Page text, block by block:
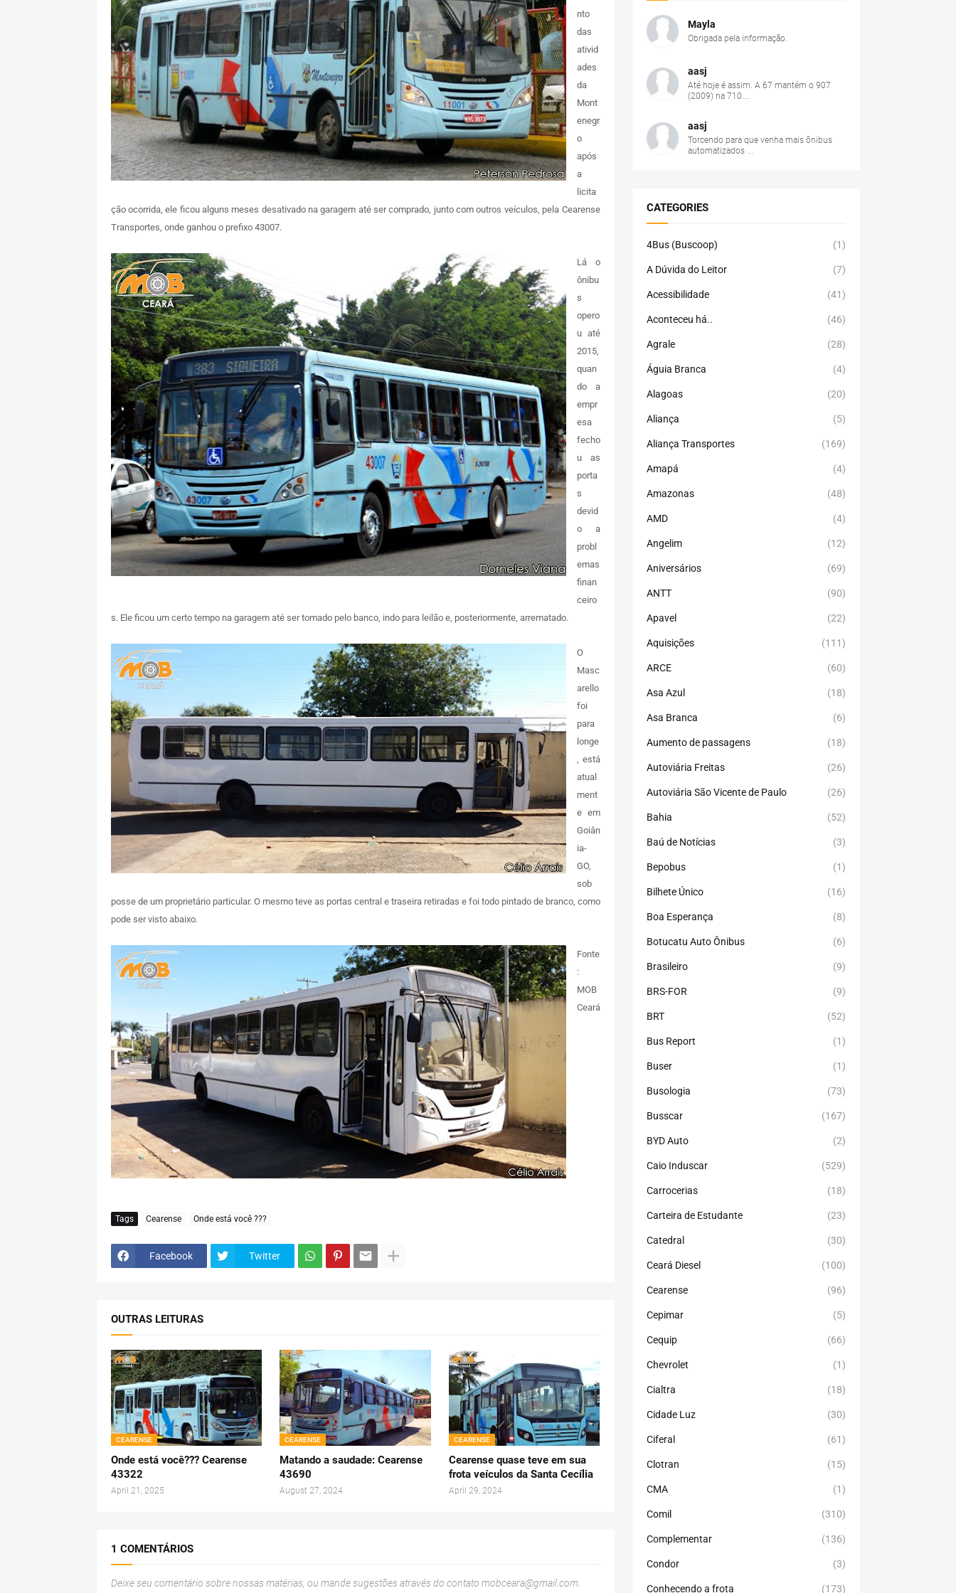
nto
das
ativid
ades
da
Mont
enegr
o
após
a
licita
ção ocorrida, ele ficou alguns meses desativado na garagem até ser comprado, junto com outros veículos, pela Cearense
Transportes, onde ganhou o prefixo 43007.
Lá o
ônibu
s
opero
u até
2015,
quan
do a
empr
esa
fecho
u as
porta
s
devid
o a
probl
emas
finan
ceiro
s. Ele ficou um certo tempo na garagem até ser tomado pelo banco, indo para leilão e, posteriormente, arrematado.
O
Masc
arello
foi
para
longe
, está
atual
ment
e em
Goiân
ia-
GO,
sob
posse de um proprietário particular. O mesmo teve as portas central e traseira retiradas e foi todo pintado de branco, como
pode ser visto abaixo.
Fonte
:
MOB
Ceará
Tags Cearense Onde está você ???
Facebook Twitter
OUTRAS LEITURAS
CEARENSE
Onde está você??? Cearense
43322
April 21, 2025
CEARENSE
Matando a saudade: Cearense
43690
August 27, 2024
CEARENSE
Cearense quase teve em sua
frota veículos da Santa Cecília
April 29, 2024
1 COMENTÁRIOS
Deixe seu comentário sobre nossas matérias, ou mande sugestões através do contato mobceara@gmail.com.
Mayla
Obrigada pela informação.
aasj
Até hoje é assim. A 67 mantém o 907
(2009) na 710....
aasj
Torcendo para que venha mais ônibus
automatizados ...
CATEGORIES
4Bus (Buscoop) (1)
A Dúvida do Leitor (7)
Acessibilidade (41)
Aconteceu há.. (46)
Agrale (28)
Águia Branca (4)
Alagoas (20)
Aliança (5)
Aliança Transportes (169)
Amapá (4)
Amazonas (48)
AMD (4)
Angelim (12)
Aniversários (69)
ANTT (90)
Apavel (22)
Aquisições (111)
ARCE (60)
Asa Azul (18)
Asa Branca (6)
Aumento de passagens (18)
Autoviária Freitas (26)
Autoviária São Vicente de Paulo (26)
Bahia (52)
Baú de Notícias (3)
Bepobus (1)
Bilhete Único (16)
Boa Esperança (8)
Botucatu Auto Ônibus (6)
Brasileiro (9)
BRS-FOR (9)
BRT (52)
Bus Report (1)
Buser (1)
Busologia (73)
Busscar (167)
BYD Auto (2)
Caio Induscar (529)
Carrocerias (18)
Carteira de Estudante (23)
Catedral (30)
Ceará Diesel (100)
Cearense (96)
Cepimar (5)
Cequip (66)
Chevrolet (1)
Cialtra (18)
Cidade Luz (30)
Ciferal (61)
Clotran (15)
CMA (1)
Comil (310)
Complementar (136)
Condor (3)
Conhecendo a frota (173)